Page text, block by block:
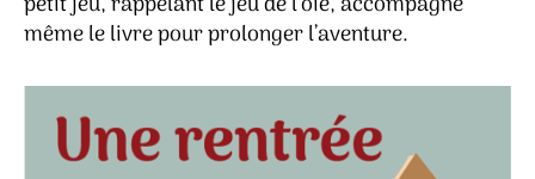
même le livre pour prolonger l’aventure.